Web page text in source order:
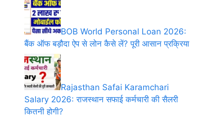
BOB World Personal Loan 2026:
बैंक ऑफ बड़ौदा ऐप से लोन कैसे लें? पूरी आसान प्रक्रिया
Rajasthan Safai Karamchari
Salary 2026: राजस्थान सफाई कर्मचारी की सैलरी
कितनी होगी?